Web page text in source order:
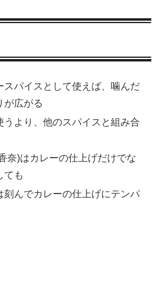
スパイスとして使えば、噛んだ
が広がる
うより、他のスパイスと組み合
奈)はカレーの仕上げだけでな
ても
刻んでカレーの仕上げにテンパ